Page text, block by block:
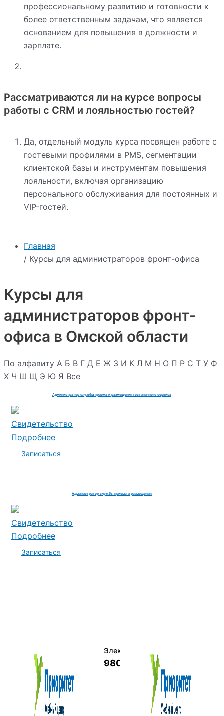
Главная
/ Курсы для администраторов фронт-офиса
Курсы для
администраторов фронт-
офиса в Омской области
По алфавиту А Б В Г Д Е Ж З И К Л М Н О П Р С Т У Ф
Х Ч Ш Щ Э Ю Я Все
Администратор службы приема и размещения гостиничного сервиса
Свидетельство
Подробнее
Записаться
Администратор службы приема и размещения
Свидетельство
Подробнее
Записаться
Электромеханик по ремонту и
9800 руб.
профессиональному развитию и готовности к
более ответственным задачам, что является
основанием для повышения в должности и
зарплате.
Рассматриваются ли на курсе вопросы
работы с CRM и лояльностью гостей?
Да, отдельный модуль курса посвящен работе с
гостевыми профилями в PMS, сегментации
клиентской базы и инструментам повышения
лояльности, включая организацию
персонального обслуживания для постоянных и
VIP-гостей.